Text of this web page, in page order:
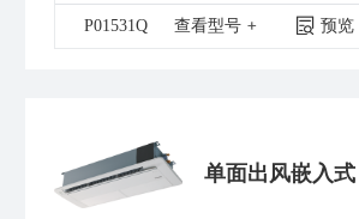
P01531Q 查看型号 预览
单面出风嵌入式